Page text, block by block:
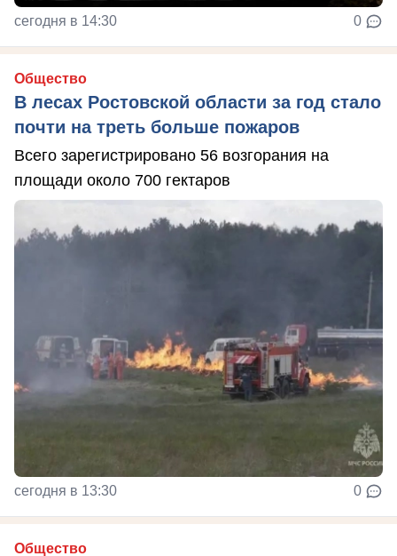
сегодня в 14:30 0
Общество
В лесах Ростовской области за год стало
почти на треть больше пожаров
Всего зарегистрировано 56 возгорания на
площади около 700 гектаров
сегодня в 13:30 0
Общество